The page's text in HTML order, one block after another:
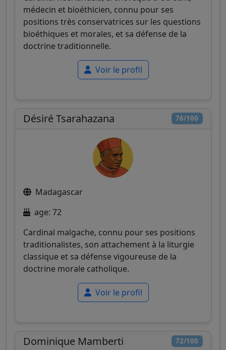
médecin et bioéthicien, connu pour ses
positions très conservatrices sur les questions
bioéthiques et morales, et sa défense de la
doctrine traditionnelle.
Voir le profil
76/100
Désiré Tsarahazana
Madagascar
age: 72
Cardinal malgache, connu pour ses positions
traditionalistes, son attachement à la liturgie
classique et sa défense vigoureuse de la
doctrine morale catholique.
Voir le profil
72/100
Dominique Mamberti